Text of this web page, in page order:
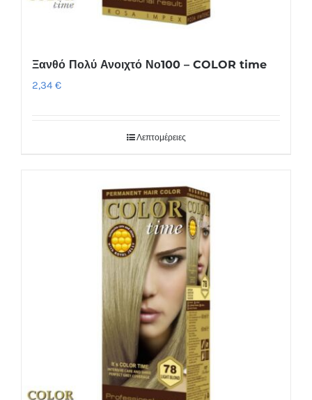
Ξανθό Πολύ Ανοιχτό Νο100 – COLOR time
2,34 €
Λεπτομέρειες